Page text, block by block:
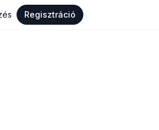
Regisztráció